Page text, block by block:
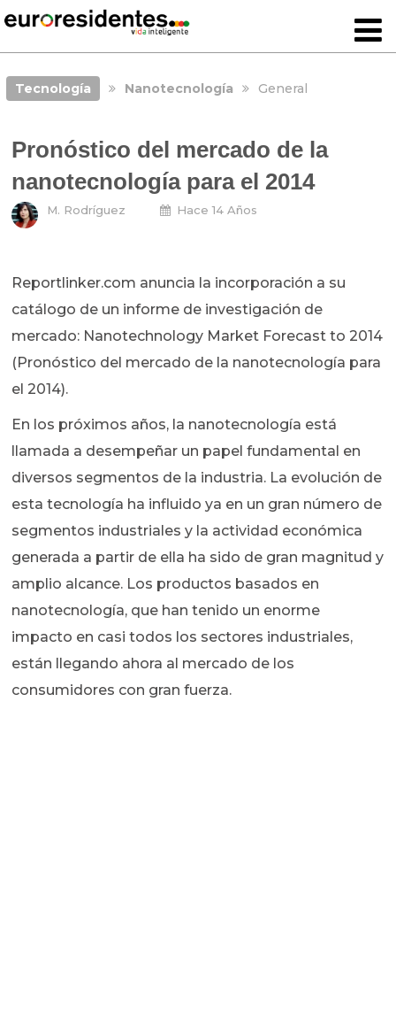
Tecnología Nanotecnología General
Pronóstico del mercado de la
nanotecnología para el 2014
M. Rodríguez Hace 14 Años
Reportlinker.com anuncia la incorporación a su
catálogo de un informe de investigación de
mercado: Nanotechnology Market Forecast to 2014
(Pronóstico del mercado de la nanotecnología para
el 2014).
En los próximos años, la nanotecnología está
llamada a desempeñar un papel fundamental en
diversos segmentos de la industria. La evolución de
esta tecnología ha influido ya en un gran número de
segmentos industriales y la actividad económica
generada a partir de ella ha sido de gran magnitud y
amplio alcance. Los productos basados en
nanotecnología, que han tenido un enorme
impacto en casi todos los sectores industriales,
están llegando ahora al mercado de los
consumidores con gran fuerza.